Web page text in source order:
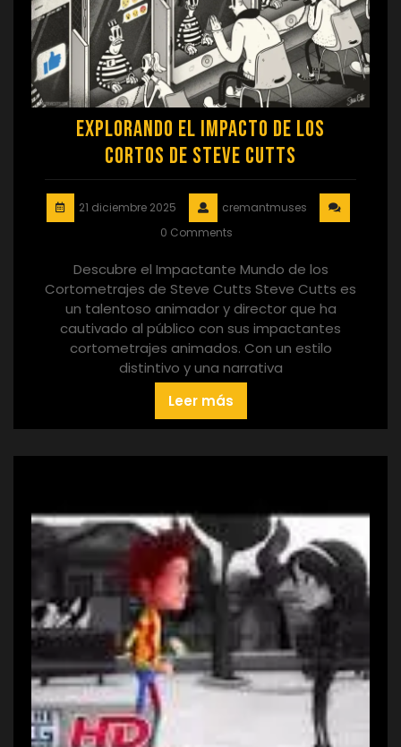
Explorando el Impacto de los
Cortos de Steve Cutts
21 diciembre 2025
cremantmuses
0 Comments
Descubre el Impactante Mundo de los
Cortometrajes de Steve Cutts Steve Cutts es
un talentoso animador y director que ha
cautivado al público con sus impactantes
cortometrajes animados. Con un estilo
distintivo y una narrativa
Leer más